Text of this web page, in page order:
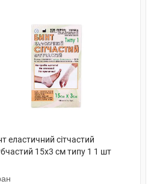
еластичний сітчастий
15х3 см типу 1 1 шт